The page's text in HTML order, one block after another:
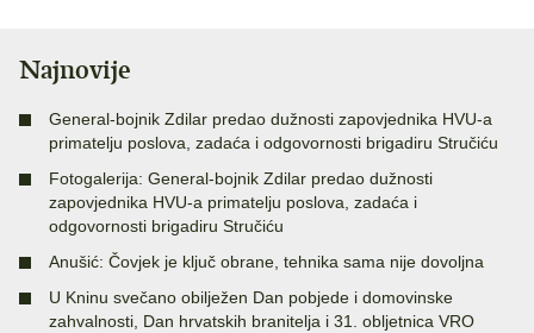
Najnovije
General-bojnik Zdilar predao dužnosti zapovjednika HVU-a
primatelju poslova, zadaća i odgovornosti brigadiru Stručiću
Fotogalerija: General-bojnik Zdilar predao dužnosti
zapovjednika HVU-a primatelju poslova, zadaća i
odgovornosti brigadiru Stručiću
Anušić: Čovjek je ključ obrane, tehnika sama nije dovoljna
U Kninu svečano obilježen Dan pobjede i domovinske
zahvalnosti, Dan hrvatskih branitelja i 31. obljetnica VRO